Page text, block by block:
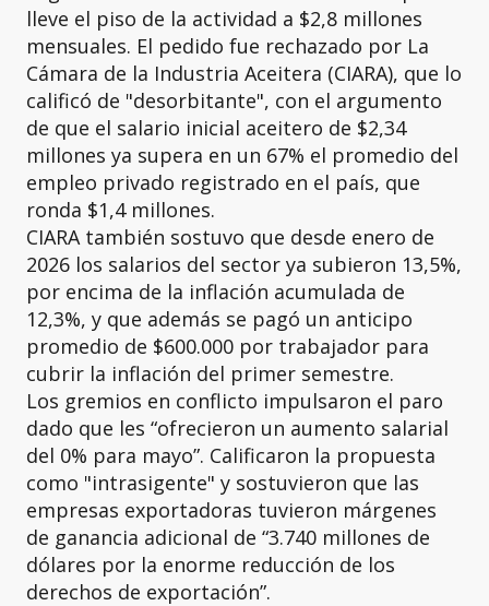
lleve el piso de la actividad a $2,8 millones
mensuales. El pedido fue rechazado por La
Cámara de la Industria Aceitera (CIARA), que lo
calificó de "desorbitante", con el argumento
de que el salario inicial aceitero de $2,34
millones ya supera en un 67% el promedio del
empleo privado registrado en el país, que
ronda $1,4 millones.
CIARA también sostuvo que desde enero de
2026 los salarios del sector ya subieron 13,5%,
por encima de la inflación acumulada de
12,3%, y que además se pagó un anticipo
promedio de $600.000 por trabajador para
cubrir la inflación del primer semestre.
Los gremios en conflicto impulsaron el paro
dado que les “ofrecieron un aumento salarial
del 0% para mayo”. Calificaron la propuesta
como "intrasigente" y sostuvieron que las
empresas exportadoras tuvieron márgenes
de ganancia adicional de “3.740 millones de
dólares por la enorme reducción de los
derechos de exportación”.